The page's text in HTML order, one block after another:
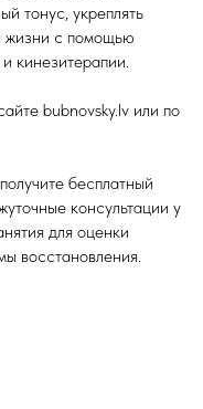
тонус, укреплять
жизни с помощью
кинезитерапии.
bubnovsky.lv или по
бесплатный
консультации у
для оценки
восстановления.